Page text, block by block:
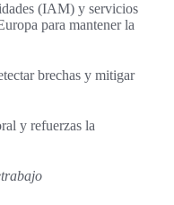
(IAM) y servicios
para mantener la
brechas y mitigar
y refuerzas la